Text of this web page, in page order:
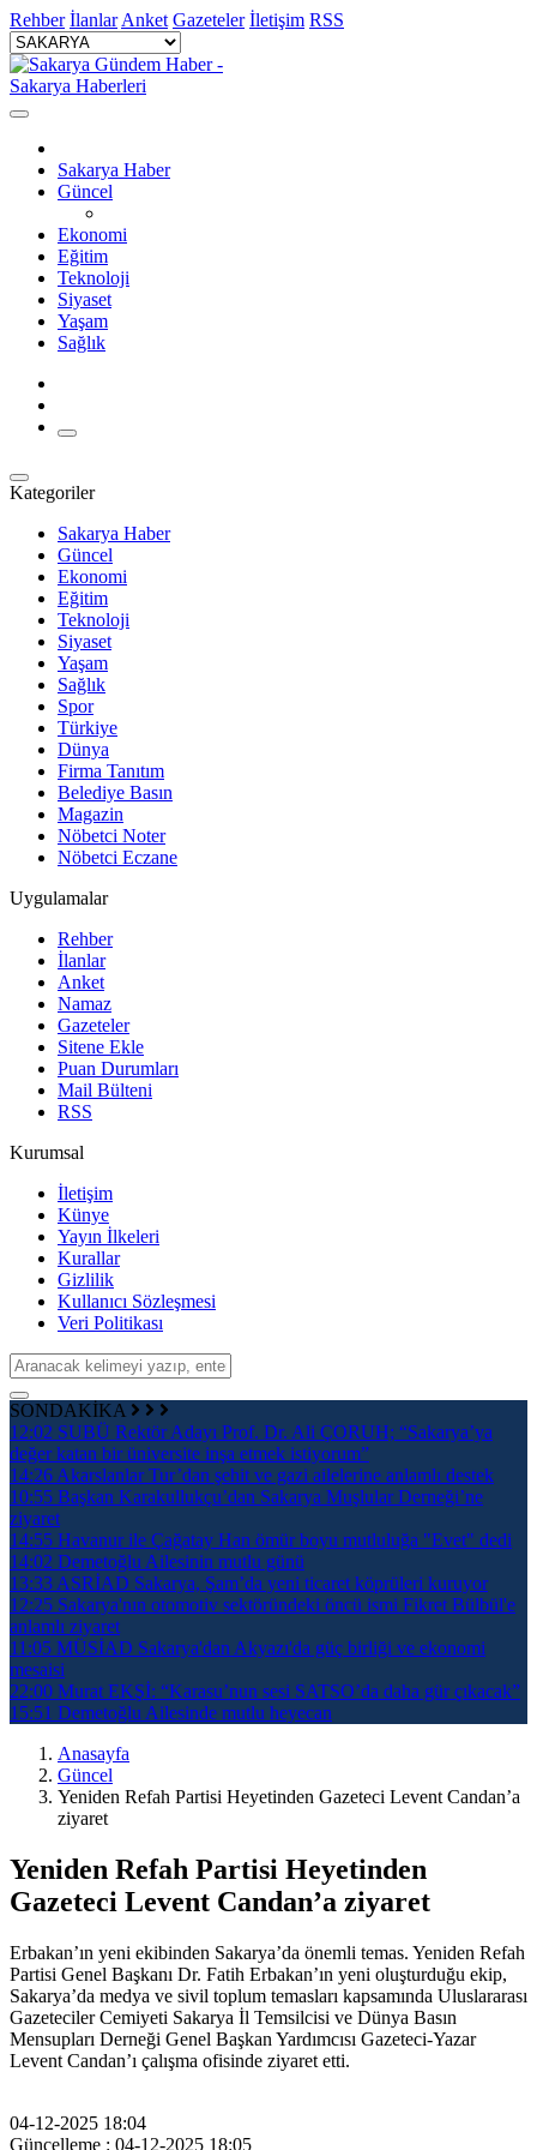
Rehber İlanlar Anket Gazeteler İletişim RSS
Sakarya Haber
Güncel
Ekonomi
Eğitim
Teknoloji
Siyaset
Yaşam
Sağlık
Kategoriler
Sakarya Haber
Güncel
Ekonomi
Eğitim
Teknoloji
Siyaset
Yaşam
Sağlık
Spor
Türkiye
Dünya
Firma Tanıtım
Belediye Basın
Magazin
Nöbetci Noter
Nöbetci Eczane
Uygulamalar
Rehber
İlanlar
Anket
Namaz
Gazeteler
Sitene Ekle
Puan Durumları
Mail Bülteni
RSS
Kurumsal
İletişim
Künye
Yayın İlkeleri
Kurallar
Gizlilik
Kullanıcı Sözleşmesi
Veri Politikası
SONDAKİKA
12:02 SUBÜ Rektör Adayı Prof. Dr. Ali ÇORUH; “Sakarya’ya
değer katan bir üniversite inşa etmek istiyorum”
14:26 Akarslanlar Tur’dan şehit ve gazi ailelerine anlamlı destek
10:55 Başkan Karakullukçu’dan Sakarya Muşlular Derneği’ne
ziyaret
14:55 Havanur ile Çağatay Han ömür boyu mutluluğa "Evet" dedi
14:02 Demetoğlu Ailesinin mutlu günü
13:33 ASRİAD Sakarya, Şam’da yeni ticaret köprüleri kuruyor
12:25 Sakarya'nın otomotiv sektöründeki öncü ismi Fikret Bülbül'e
anlamlı ziyaret
11:05 MÜSİAD Sakarya'dan Akyazı'da güç birliği ve ekonomi
mesaisi
22:00 Murat EKŞİ: “Karasu’nun sesi SATSO’da daha gür çıkacak”
15:51 Demetoğlu Ailesinde mutlu heyecan
Anasayfa
Güncel
Yeniden Refah Partisi Heyetinden Gazeteci Levent Candan’a
ziyaret
Yeniden Refah Partisi Heyetinden
Gazeteci Levent Candan’a ziyaret
Erbakan’ın yeni ekibinden Sakarya’da önemli temas. Yeniden Refah
Partisi Genel Başkanı Dr. Fatih Erbakan’ın yeni oluşturduğu ekip,
Sakarya’da medya ve sivil toplum temasları kapsamında Uluslararası
Gazeteciler Cemiyeti Sakarya İl Temsilcisi ve Dünya Basın
Mensupları Derneği Genel Başkan Yardımcısı Gazeteci-Yazar
Levent Candan’ı çalışma ofisinde ziyaret etti.
04-12-2025 18:04
Güncelleme : 04-12-2025 18:05